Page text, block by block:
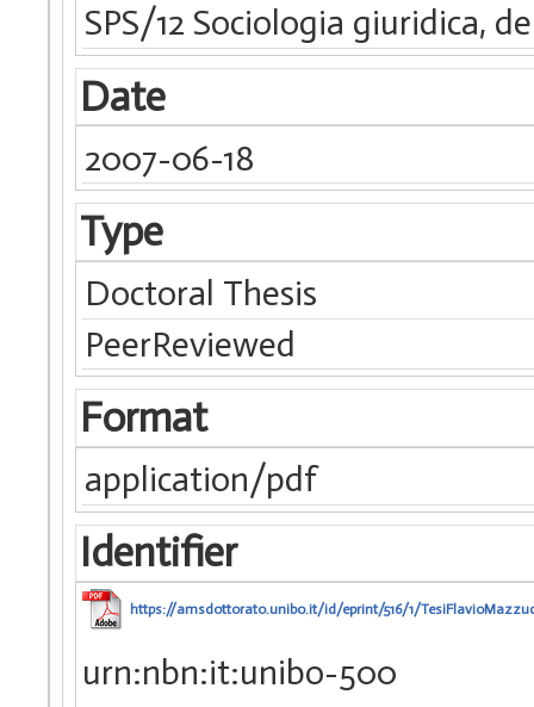
SPS/12 Sociologia giuridica,
Date
2007-06-18
Type
Doctoral Thesis
PeerReviewed
Format
application/pdf
Identifier
https://amsdottorato.unibo.it/id/eprint/516/1/
urn:nbn:it:unibo-500